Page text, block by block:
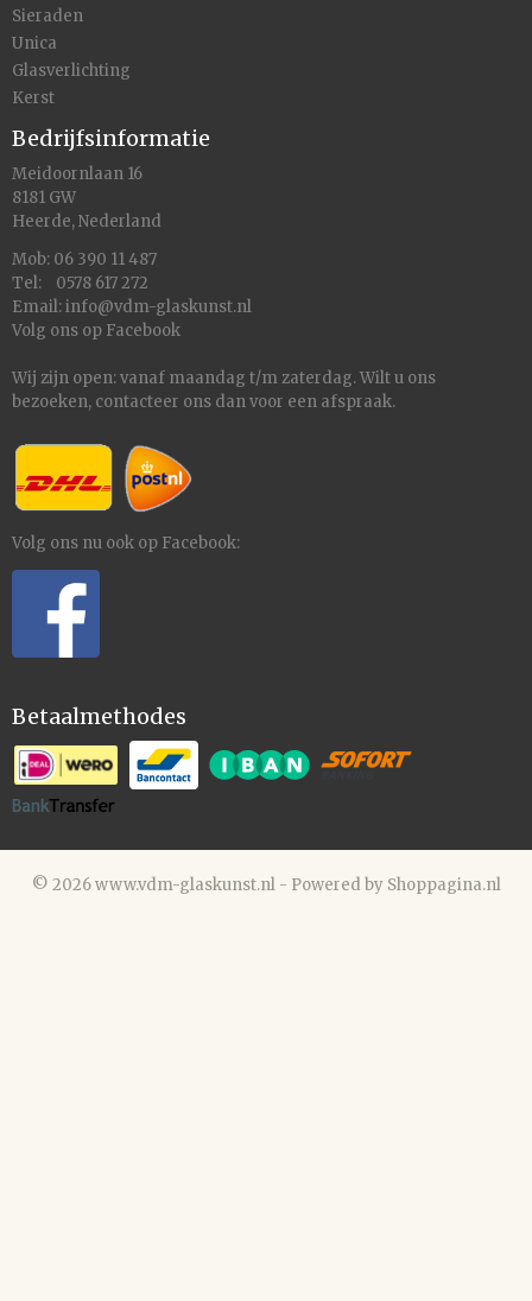
Sieraden
Unica
Glasverlichting
Kerst
Bedrijfsinformatie
Meidoornlaan 16
8181 GW
Heerde, Nederland
Mob: 06 390 11 487
Tel: 0578 617 272
Email:info@vdm-glaskunst.nl
Volg ons op Facebook
Wij zijn open: vanaf maandag t/m zaterdag. Wilt u ons
bezoeken, contacteer ons dan voor een afspraak.
Volg ons nu ook op Facebook:
Betaalmethodes
© 2026 www.vdm-glaskunst.nl - Powered by Shoppagina.nl